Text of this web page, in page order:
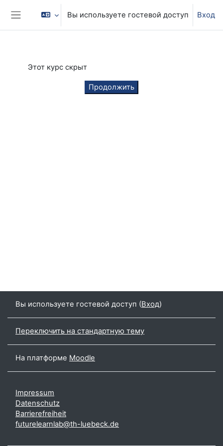
Перейти к основному содержанию
Боковая панель
Вы используете гостевой доступ Вход
Этот курс скрыт
Продолжить
Вы используете гостевой доступ (Вход)
Переключить на стандартную тему
На платформе Moodle
Impressum
Datenschutz
Barrierefreiheit
futurelearnlab@th-luebeck.de